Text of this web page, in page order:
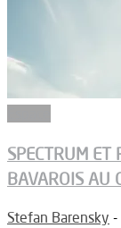
SPECTRUM ET
BAVAROIS AU
Stefan Barensky -